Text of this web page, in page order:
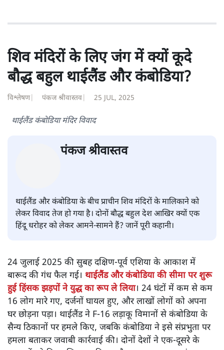
प्रो. रविकांत सामाजिक राजनीतिक विश्लेषक और कांग्रेस के राष्ट्रीय
प्रवक्ता हैं।
रविकान्तकी और स्टोरी पढ़ें
बौद्ध बहुल थाईलैंड और कंबोडिया?
विश्लेषण | पंकज श्रीवास्तव| 25 JUL, 2025
पंकज श्रीवास्तव
थाईलैंड और कंबोडिया के बीच प्राचीन शिव मंदिरों के मालिकाने को
लेकर विवाद तेज हो गया है। दोनों बौद्ध बहुल देश आखिर क्यों एक
हिंदू धरोहर को लेकर आमने-सामने हैं? जानें पूरी कहानी।